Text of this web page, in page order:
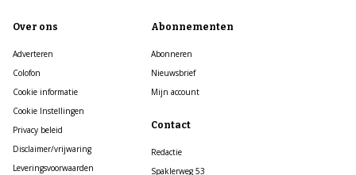
Over ons
Adverteren
Colofon
Cookie informatie
Cookie Instellingen
Privacy beleid
Disclaimer/vrijwaring
Leveringsvoorwaarden
Abonnementen
Abonneren
Nieuwsbrief
Mijn account
Contact
Redactie
Spaklerweg 53